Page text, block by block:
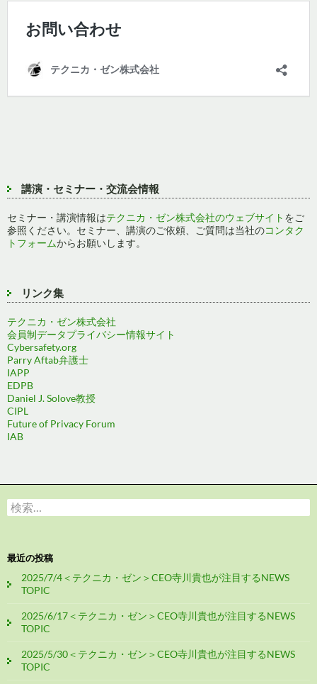
講演・セミナー・交流会情報
セミナー・講演情報はテクニカ・ゼン株式会社のウェブサイト をご
参照ください。セミナー、講演のご依頼、ご質問は当社のコンタク
トフォームからお願いします。
リンク集
テクニカ・ゼン株式会社
会員制データプライバシー情報サイト
Cybersafety.org
Parry Aftab弁護士
IAPP
EDPB
Daniel J. Solove教授
CIPL
Future of Privacy Forum
IAB
検
索:
最近の投稿
2025/7/4＜テクニカ・ゼン＞CEO寺川貴也が注目するNEWS
TOPIC
2025/6/17＜テクニカ・ゼン＞CEO寺川貴也が注目するNEWS
TOPIC
2025/5/30＜テクニカ・ゼン＞CEO寺川貴也が注目するNEWS
TOPIC